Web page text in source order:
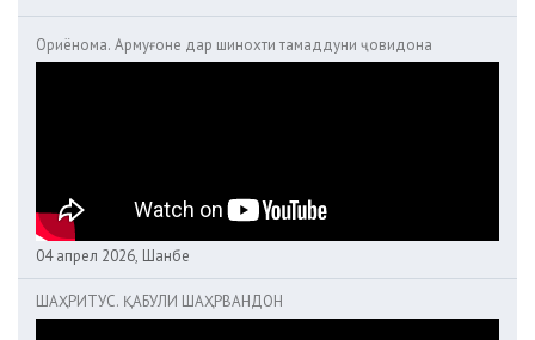
Ориёнома. Армуғоне дар шинохти тамаддуни ҷовидона
04 апрел 2026, Шанбе
ШАҲРИТУС. ҚАБУЛИ ШАҲРВАНДОН